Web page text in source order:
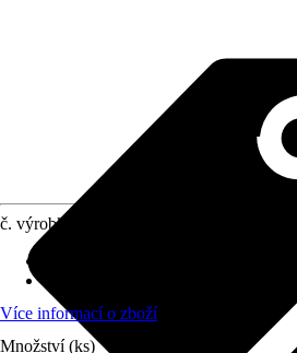
č. výrobku
Více informací o zboží
Množství (ks)